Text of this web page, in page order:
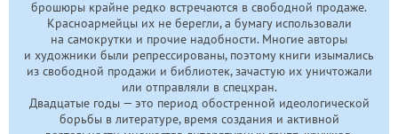
брошюры крайне редко встречаются в свободной продаже.
Красноармейцы их не берегли, а бумагу использовали
на самокрутки и прочие надобности. Многие авторы
и художники были репрессированы, поэтому книги изымались
из свободной продажи и библиотек, зачастую их уничтожали
или отправляли в спецхран.
Двадцатые годы — это период обостренной идеологической
борьбы в литературе, время создания и активной